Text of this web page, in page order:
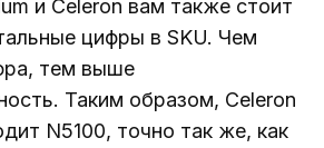
и Celeron вам также стоит
цифры в SKU. Чем
тем выше
Таким образом, Celeron
N5100, точно так же, как